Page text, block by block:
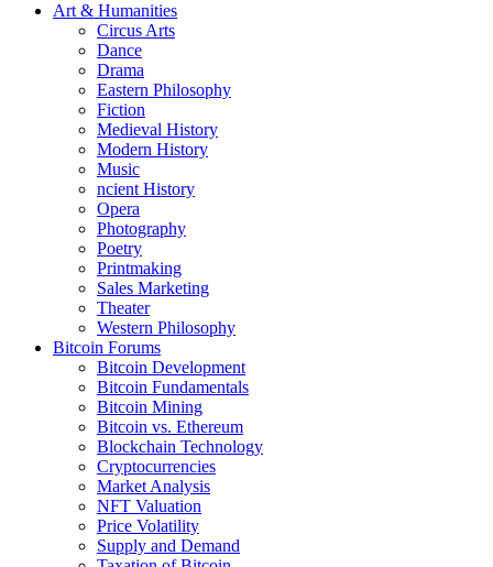
Art & Humanities
Circus Arts
Dance
Drama
Eastern Philosophy
Fiction
Medieval History
Modern History
Music
ncient History
Opera
Photography
Poetry
Printmaking
Sales Marketing
Theater
Western Philosophy
Bitcoin Forums
Bitcoin Development
Bitcoin Fundamentals
Bitcoin Mining
Bitcoin vs. Ethereum
Blockchain Technology
Cryptocurrencies
Market Analysis
NFT Valuation
Price Volatility
Supply and Demand